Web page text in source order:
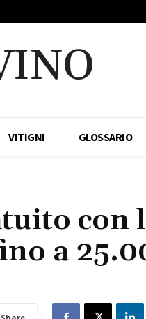
VITIGNI GLOSSARIO
con
a